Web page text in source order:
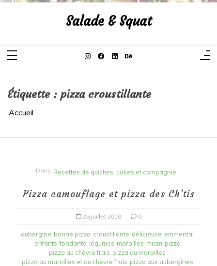
Aller
Salade & Squat
Étiquette : pizza croustillante
Accueil
Dans Recettes de quiches, cakes et compagnie
Pizza camouflage et pizza des Ch’tis
25 juillet 2010 0
aubergine bonne pizza croustillante délicieuse emmental
enfants fondante légumes maroilles miam pizza
pizza au chèvre frais pizza au maroilles
pizza au maroilles et au chèvre frais pizza aux aubergines